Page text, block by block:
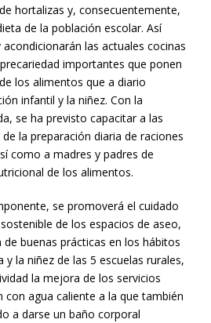
hortalizas y, consecuentemente,
de la población escolar. Así
las actuales cocinas
importantes que ponen
los alimentos que a diario
infantil y la niñez. Con la
se ha previsto capacitar a las
la preparación diaria de raciones
como a madres y padres de
de los alimentos.
se promoverá el cuidado
de los espacios de aseo,
buenas prácticas en los hábitos
y la niñez de las 5 escuelas rurales,
la mejora de los servicios
con agua caliente a la que también
a darse un baño corporal